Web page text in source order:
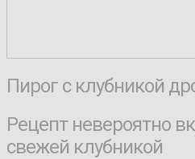
Пирог с клубникой
Рецепт невероятно
свежей клубникой